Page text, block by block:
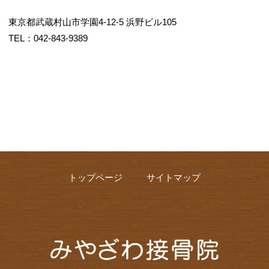
東京都武蔵村山市学園4-12-5 浜野ビル105
TEL：042-843-9389
トップページ サイトマップ